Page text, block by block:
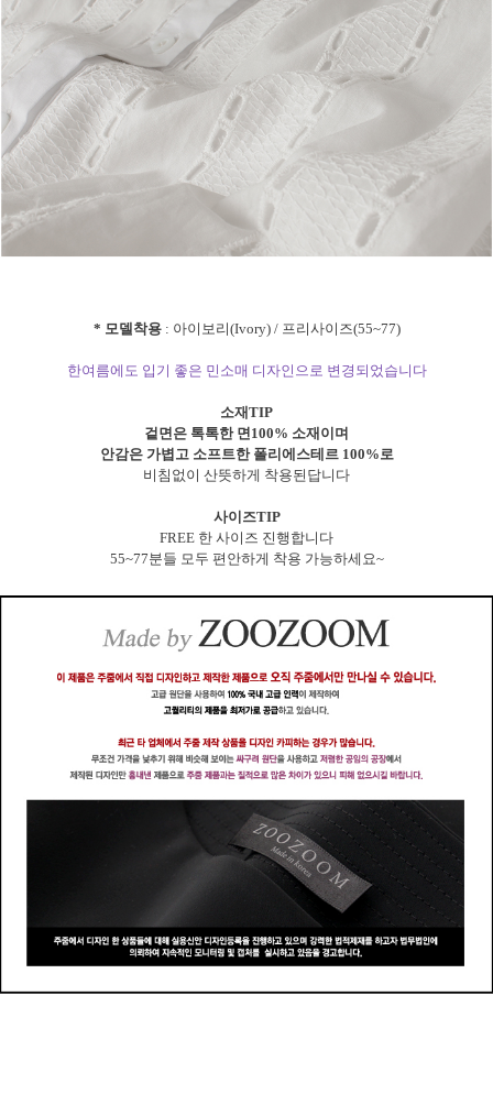
* 모델착용: 아이보리(Ivory) / 프리사이즈(55~77)
한여름에도 입기 좋은 민소매 디자인으로 변경되었습니다
소재TIP
겉면은 톡톡한 면100% 소재이며
안감은 가볍고 소프트한 폴리에스테르 100%로
비침없이 산뜻하게 착용된답니다
사이즈TIP
FREE 한 사이즈 진행합니다
55~77분들 모두 편안하게 착용 가능하세요~